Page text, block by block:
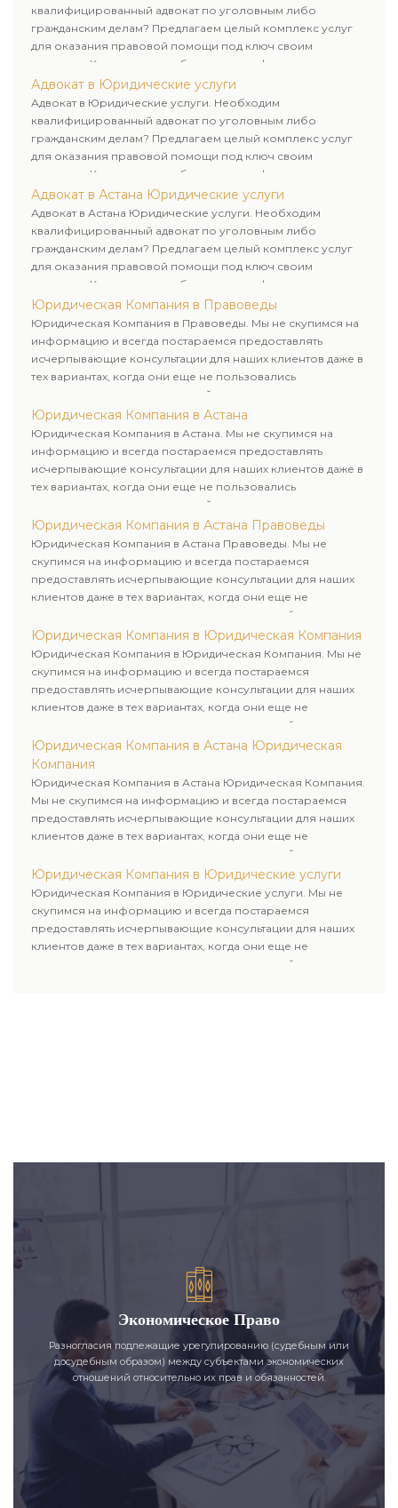
квалифицированный адвокат по уголовным либо
гражданским делам? Предлагаем целый комплекс услуг
для оказания правовой помощи под ключ своим
клиентам. Комплексное обслуживание физических и
юридических лиц. Индивидуальный подход к каждому
клиенту.
Адвокат в Юридические услуги
Адвокат в Юридические услуги. Необходим
квалифицированный адвокат по уголовным либо
гражданским делам? Предлагаем целый комплекс услуг
для оказания правовой помощи под ключ своим
клиентам. Комплексное обслуживание физических и
юридических лиц. Индивидуальный подход к каждому
клиенту.
Адвокат в Астана Юридические услуги
Адвокат в Астана Юридические услуги. Необходим
квалифицированный адвокат по уголовным либо
гражданским делам? Предлагаем целый комплекс услуг
для оказания правовой помощи под ключ своим
клиентам. Комплексное обслуживание физических и
юридических лиц. Индивидуальный подход к каждому
клиенту.
Юридическая Компания в Правоведы
Юридическая Компания в Правоведы. Мы не скупимся на
информацию и всегда постараемся предоставлять
исчерпывающие консультации для наших клиентов даже в
тех вариантах, когда они еще не пользовались
юридическими услугами нашей компании.
Юридическая Компания в Астана
Юридическая Компания в Астана. Мы не скупимся на
информацию и всегда постараемся предоставлять
исчерпывающие консультации для наших клиентов даже в
тех вариантах, когда они еще не пользовались
юридическими услугами нашей компании.
Юридическая Компания в Астана Правоведы
Юридическая Компания в Астана Правоведы. Мы не
скупимся на информацию и всегда постараемся
предоставлять исчерпывающие консультации для наших
клиентов даже в тех вариантах, когда они еще не
пользовались юридическими услугами нашей компании.
Юридическая Компания в Юридическая Компания
Юридическая Компания в Юридическая Компания. Мы не
скупимся на информацию и всегда постараемся
предоставлять исчерпывающие консультации для наших
клиентов даже в тех вариантах, когда они еще не
пользовались юридическими услугами нашей компании.
Юридическая Компания в Астана Юридическая
Компания
Юридическая Компания в Астана Юридическая Компания.
Мы не скупимся на информацию и всегда постараемся
предоставлять исчерпывающие консультации для наших
клиентов даже в тех вариантах, когда они еще не
пользовались юридическими услугами нашей компании.
Юридическая Компания в Юридические услуги
Юридическая Компания в Юридические услуги. Мы не
скупимся на информацию и всегда постараемся
предоставлять исчерпывающие консультации для наших
клиентов даже в тех вариантах, когда они еще не
пользовались юридическими услугами нашей компании.
Экономическое Право
Разногласия подлежащие урегулированию (судебным или
досудебным образом) между субъектами экономических
отношений относительно их прав и обязанностей.